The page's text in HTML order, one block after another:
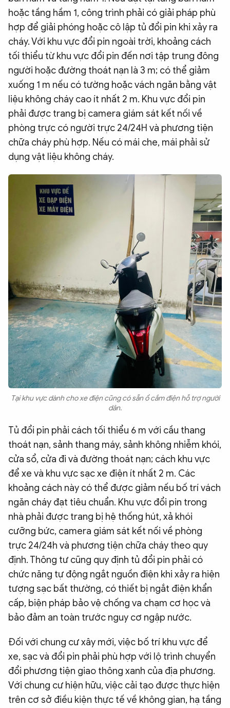
hoặc tầng hầm 1, công trình phải có giải pháp phù
hợp để giải phóng hoặc cô lập tủ đổi pin khi xảy ra
cháy. Với khu vực đổi pin ngoài trời, khoảng cách
tối thiểu từ khu vực đổi pin đến nơi tập trung đông
người hoặc đường thoát nạn là 3 m; có thể giảm
xuống 1 m nếu có tường hoặc vách ngăn bằng vật
liệu không cháy cao ít nhất 2 m. Khu vực đổi pin
phải được trang bị camera giám sát kết nối về
phòng trực có người trực 24/24H và phương tiện
chữa cháy phù hợp. Nếu có mái che, mái phải sử
dụng vật liệu không cháy.
Tại khu vực dành cho xe điện cũng có sẵn ổ cắm điện hỗ trợ người
dân.
Tủ đổi pin phải cách tối thiểu 6 m với cầu thang
thoát nạn, sảnh thang máy, sảnh không nhiễm khói,
cửa sổ, cửa đi và đường thoát nạn; cách khu vực
để xe và khu vực sạc xe điện ít nhất 2 m. Các
khoảng cách này có thể được giảm nếu bố trí vách
ngăn cháy đạt tiêu chuẩn. Khu vực đổi pin trong
nhà phải được trang bị hệ thống hút, xả khói
cưỡng bức, camera giám sát kết nối về phòng
trực 24/24h và phương tiện chữa cháy theo quy
định. Thông tư cũng quy định tủ đổi pin phải có
chức năng tự động ngắt nguồn điện khi xảy ra hiện
tượng sạc bất thường, có thiết bị ngắt điện khẩn
cấp, biện pháp bảo vệ chống va chạm cơ học và
bảo đảm an toàn trước nguy cơ ngập nước.
Đối với chung cư xây mới, việc bố trí khu vực để
xe, sạc và đổi pin phải phù hợp với lộ trình chuyển
đổi phương tiện giao thông xanh của địa phương.
Với chung cư hiện hữu, việc cải tạo được thực hiện
trên cơ sở điều kiện thực tế về không gian, hạ tầng